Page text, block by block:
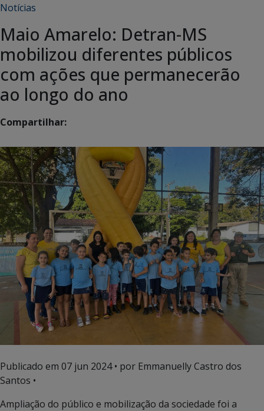
Notícias
Maio Amarelo: Detran-MS
mobilizou diferentes públicos
com ações que permanecerão
ao longo do ano
Compartilhar:
Publicado em 07 jun 2024• por Emmanuelly Castro dos
Santos •
Ampliação do público e mobilização da sociedade foi a